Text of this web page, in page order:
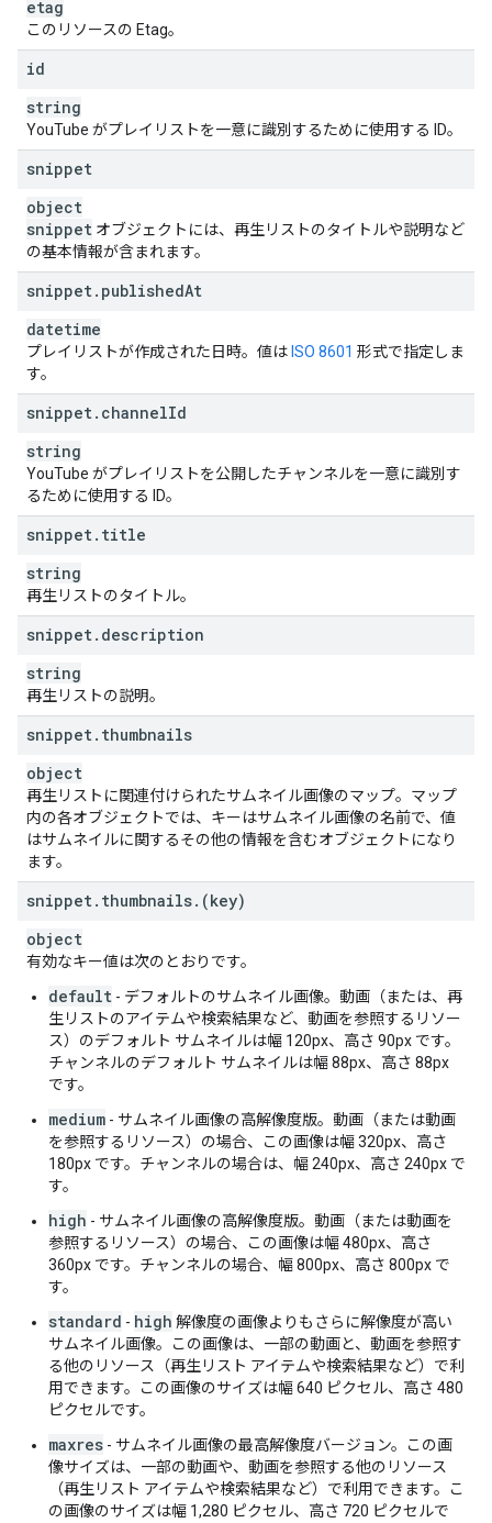
etag
このリソースの Etag。
id
string
YouTube がプレイリストを一意に識別するために使用する ID。
snippet
object
snippet オブジェクトには、再生リストのタイトルや説明など
の基本情報が含まれます。
snippet. publishedAt
datetime
プレイリストが作成された日時。値は ISO 8601 形式で指定しま
す。
snippet. channelId
string
YouTube がプレイリストを公開したチャンネルを一意に識別す
るために使用する ID。
snippet. title
string
再生リストのタイトル。
snippet. description
string
再生リストの説明。
snippet. thumbnails
object
再生リストに関連付けられたサムネイル画像のマップ。マップ
内の各オブジェクトでは、キーはサムネイル画像の名前で、値
はサムネイルに関するその他の情報を含むオブジェクトになり
ます。
snippet. thumbnails. (key)
object
有効なキー値は次のとおりです。
default - デフォルトのサムネイル画像。動画（または、再
生リストのアイテムや検索結果など、動画を参照するリソー
ス）のデフォルト サムネイルは幅 120px、高さ 90px です。
チャンネルのデフォルト サムネイルは幅 88px、高さ 88px
です。
medium - サムネイル画像の高解像度版。動画（または動画
を参照するリソース）の場合、この画像は幅 320px、高さ
180px です。チャンネルの場合は、幅 240px、高さ 240px で
す。
high - サムネイル画像の高解像度版。動画（または動画を
参照するリソース）の場合、この画像は幅 480px、高さ
360px です。チャンネルの場合、幅 800px、高さ 800px で
す。
standard - high 解像度の画像よりもさらに解像度が高い
サムネイル画像。この画像は、一部の動画と、動画を参照す
る他のリソース（再生リスト アイテムや検索結果など）で利
用できます。この画像のサイズは幅 640 ピクセル、高さ 480
ピクセルです。
maxres - サムネイル画像の最高解像度バージョン。この画
像サイズは、一部の動画や、動画を参照する他のリソース
（再生リスト アイテムや検索結果など）で利用できます。こ
の画像のサイズは幅 1,280 ピクセル、高さ 720 ピクセルで